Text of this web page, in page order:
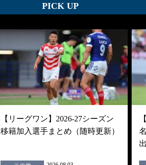
PICK UP
【リーグワン】2026-27シーズン
移籍加入選手まとめ（随時更新）